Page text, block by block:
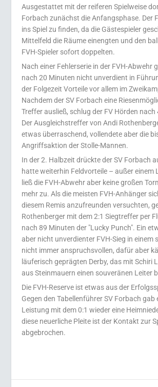
Ausgestattet mit der reiferen Spielweise
Forbach zunächst die Anfangsphase. Der
ins Spiel zu finden, da die Gästespieler
Mittelfeld die Räume einengten und den
FVH-Spieler sofort doppelten.
Nach einer Fehlerserie in der FVH-Abwehr
nach 20 Minuten nicht unverdient in
der Folgezeit Vorteile vor allem im
Nachdem der SV Forbach eine
Treffer ausließ, schlug der FV Hörden nach
Der Ausgleichstreffer von Andi
etwas überraschend, vollendete aber die
Angriffsaktion der Stolle-Mannen.
In der 2. Halbzeit drückte der SV Forbach
hatte weiterhin Feldvorteile – außer einem
ließ die FVH-Abwehr aber keine großen
mehr zu. Als die meisten FVH-Anhänger
diesem Remis anzufreunden versuchten,
Rothenberger mit dem 2:1 Siegtreffer per
nach 89 Minuten der "Lucky Punch". Ein
aber nicht unverdienter FVH-Sieg in einem
nicht immer anspruchsvollen, dafür aber
läuferisch geprägten Derby, das mit Schiri
aus Steinmauern einen souveränen Leiter
Die FVH-Reserve ist etwas aus der
Gegen den Tabellenführer SV Forbach
Leistung mit dem 0:1 wieder eine
diese neuerliche Pleite ist der Kontakt zur
abgebrochen.